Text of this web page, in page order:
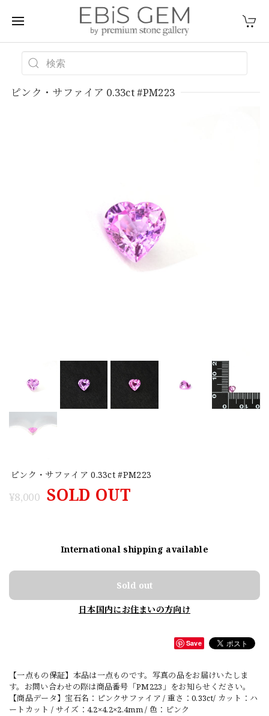
ピンク・サファイア 0.33ct #PM223
ピンク・サファイア 0.33ct #PM223
¥8,000 SOLD OUT
International shipping available
Sold out
日本国内にお住まいの方向け
Save
【一点もの保証】本品は一点ものです。写真の品をお届けいたしま
す。お問い合わせの際は商品番号「PM223」をお知らせください。
【商品データ】宝石名：ピンクサファイア / 重さ：0.33ct/ カット：ハ
ートカット / サイズ：4.2×4.2×2.4mm / 色：ピンク